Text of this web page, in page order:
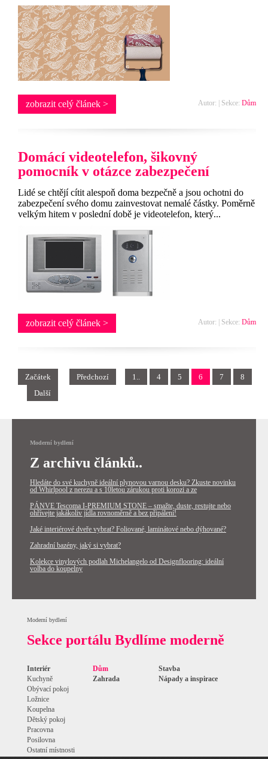
zobrazit celý článek > Autor: | Sekce: Dům
Domácí videotelefon, šikovný
pomocník v otázce zabezpečení
Lidé se chtějí cítit alespoň doma bezpečně a jsou ochotni do
zabezpečení svého domu zainvestovat nemalé částky. Poměrně
velkým hitem v poslední době je videotelefon, který...
zobrazit celý článek > Autor: | Sekce: Dům
Začátek Předchozí 1.. 4 5 6 7
8
Další
Moderní bydlení
Z archivu článků..
Hledáte do své kuchyně ideální plynovou varnou desku? Zkuste novinku
od Whirlpool z nerezu a s 10letou zárukou proti korozi a ze
PÁNVE Tescoma I-PREMIUM STONE – smažte, duste, restujte nebo
ohřívejte jakákoliv jídla rovnoměrně a bez připálení!
Jaké interiérové dveře vybrat? Foliované, laminátové nebo dýhované?
Zahradní bazény, jaký si vybrat?
Kolekce vinylových podlah Michelangelo od Designflooring: ideální
volba do koupelny
Moderní bydlení
Sekce portálu Bydlíme moderně
Interiér
Kuchyně
Obývací pokoj
Ložnice
Koupelna
Dětský pokoj
Pracovna
Posilovna
Ostatní místnosti
Dům
Stavba
Zahrada
Nápady a inspirace